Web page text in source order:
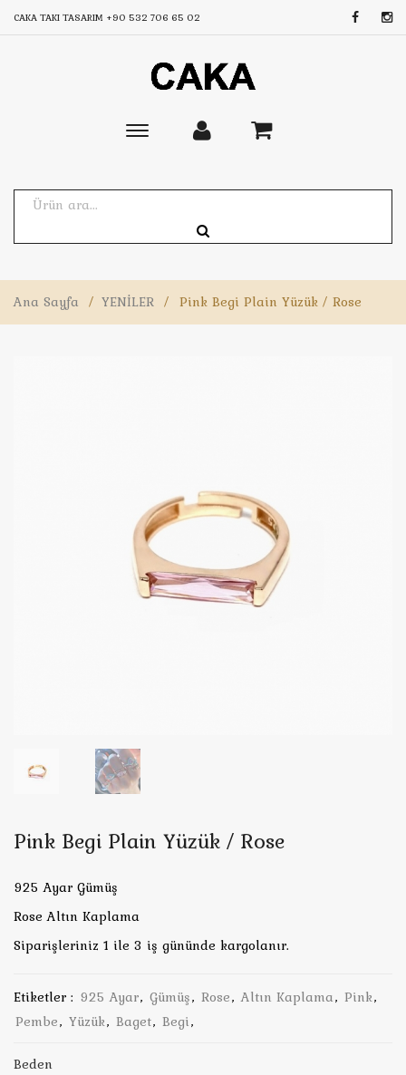
CAKA TAKI TASARIM +90 532 706 65 02
Toggle
Ana Sayfa / YENİLER / Pink Begi Plain Yüzük / Rose
Pink Begi Plain Yüzük / Rose
925 Ayar Gümüş
Rose Altın Kaplama
Siparişleriniz 1 ile 3 iş gününde kargolanır.
Etiketler : 925 Ayar, Gümüş, Rose, Altın Kaplama, Pink,
Pembe, Yüzük, Baget, Begi,
Beden